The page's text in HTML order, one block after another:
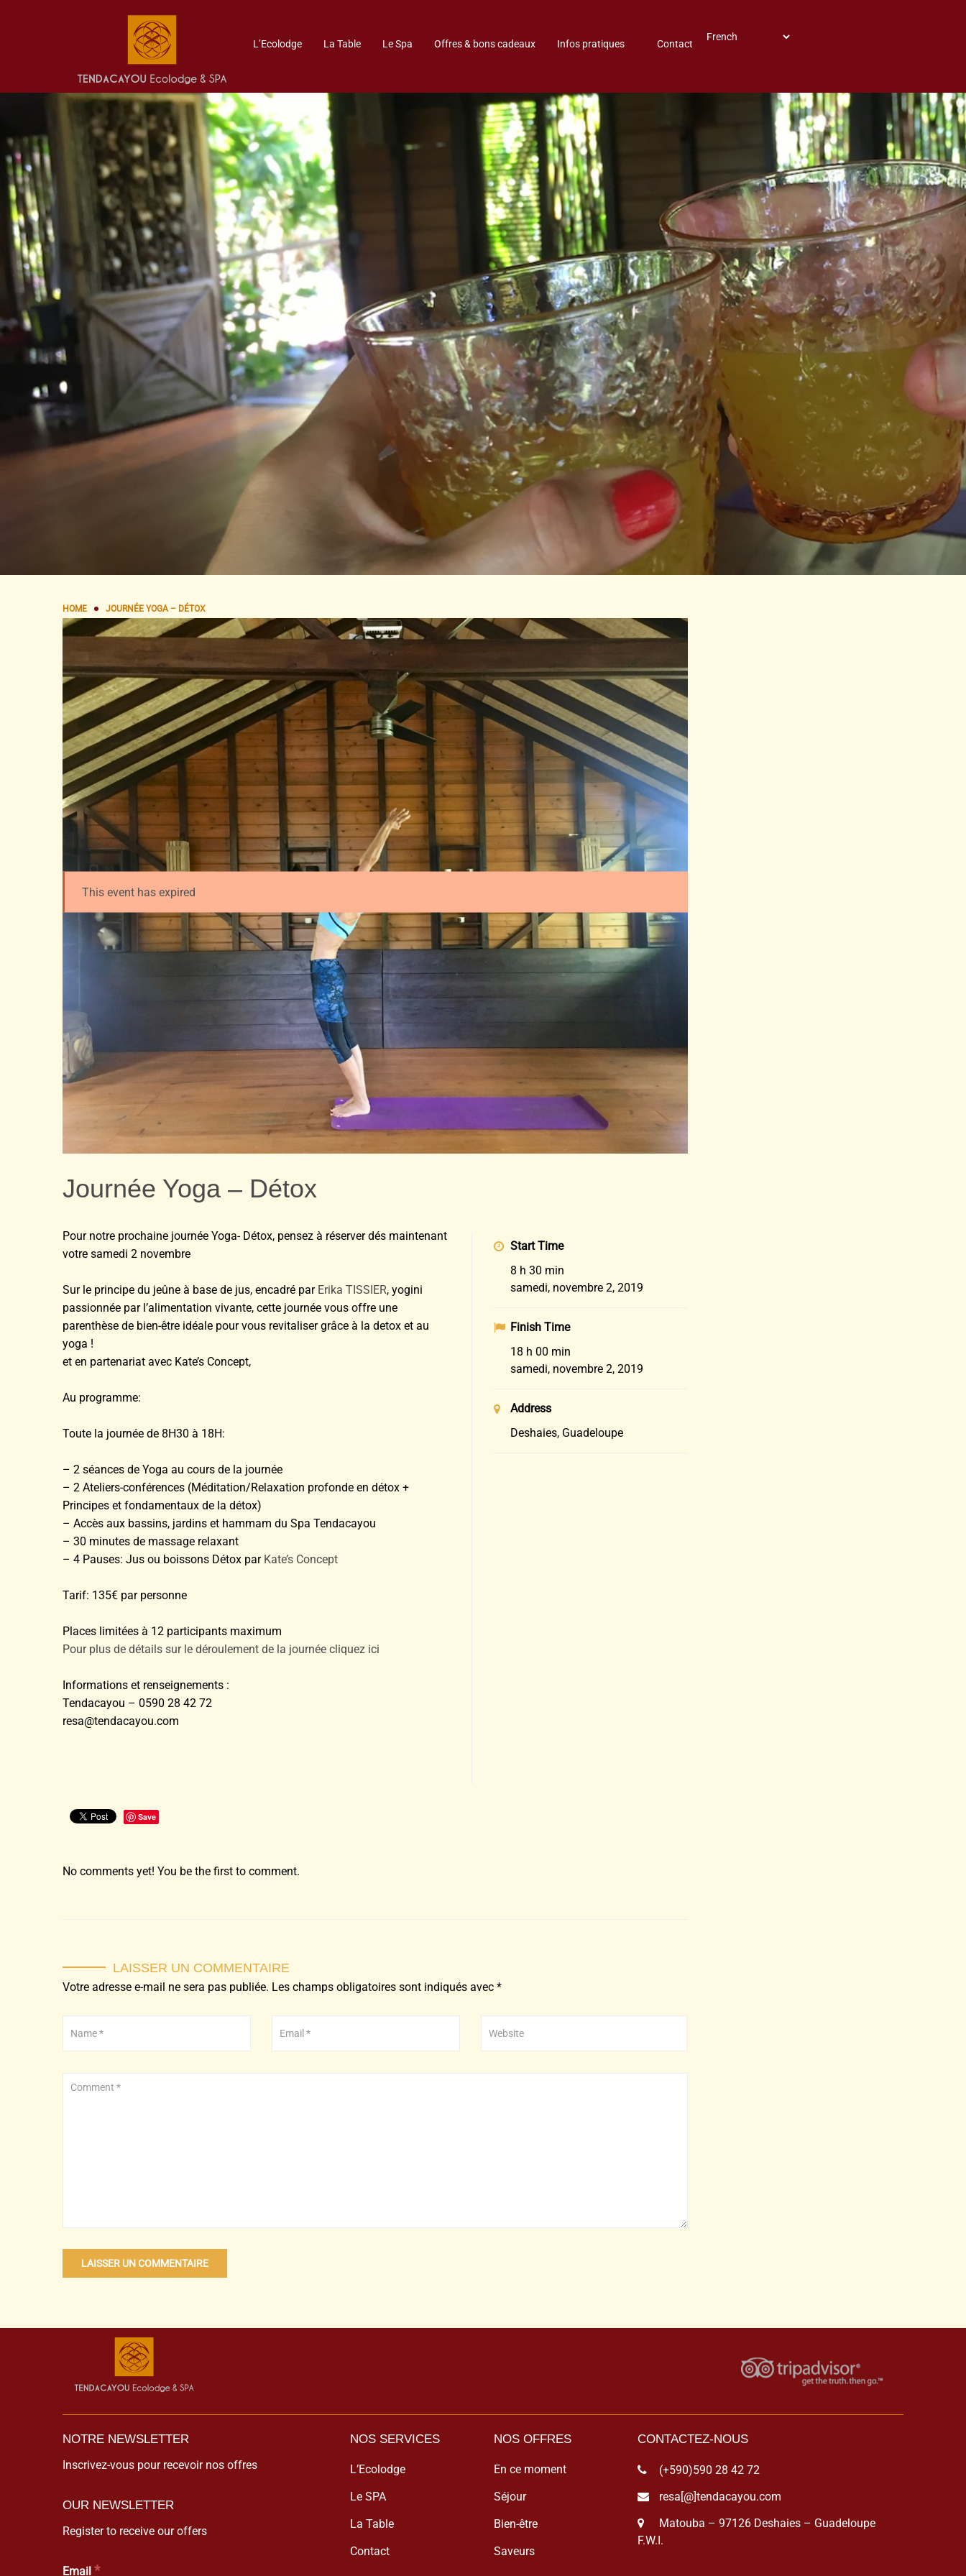
L’Ecolodge La Table Le Spa Offres & bons cadeaux Infos pratiques Contact
HOME JOURNÉE YOGA – DÉTOX
This event has expired
Journée Yoga – Détox
Pour notre prochaine journée Yoga- Détox, pensez à réserver dés maintenant
votre samedi 2 novembre
Sur le principe du jeûne à base de jus, encadré par Erika TISSIER, yogini
passionnée par l’alimentation vivante, cette journée vous offre une
parenthèse de bien-être idéale pour vous revitaliser grâce à la detox et au
yoga !
et en partenariat avec Kate’s Concept,
Au programme:
Toute la journée de 8H30 à 18H:
– 2 séances de Yoga au cours de la journée
– 2 Ateliers-conférences (Méditation/Relaxation profonde en détox +
Principes et fondamentaux de la détox)
– Accès aux bassins, jardins et hammam du Spa Tendacayou
– 30 minutes de massage relaxant
– 4 Pauses: Jus ou boissons Détox par Kate’s Concept
Tarif: 135€ par personne
Places limitées à 12 participants maximum
Pour plus de détails sur le déroulement de la journée cliquez ici
Informations et renseignements :
Tendacayou – 0590 28 42 72
resa@tendacayou.com
Start Time
8 h 30 min
samedi, novembre 2, 2019
Finish Time
18 h 00 min
samedi, novembre 2, 2019
Address
Deshaies, Guadeloupe
Save
No comments yet! You be the first to comment.
LAISSER UN COMMENTAIRE
Votre adresse e-mail ne sera pas publiée. Les champs obligatoires sont indiqués avec *
NOTRE NEWSLETTER
Inscrivez-vous pour recevoir nos offres
OUR NEWSLETTER
Register to receive our offers
Email *
NOS SERVICES
L’Ecolodge
Le SPA
La Table
Contact
NOS OFFRES
En ce moment
Séjour
Bien-être
Saveurs
CONTACTEZ-NOUS
(+590)590 28 42 72
resa[@]tendacayou.com
Matouba – 97126 Deshaies – Guadeloupe
F.W.I.